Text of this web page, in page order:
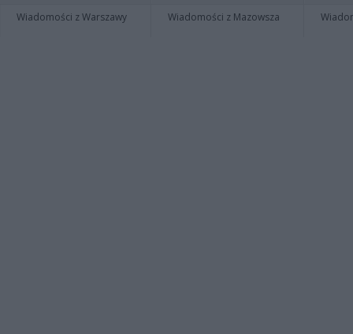
Wiadomości z Warszawy Wiadomości z Mazowsza